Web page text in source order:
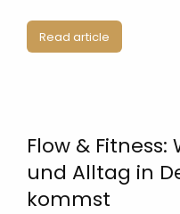
Read article
Flow & Fitness:
und Alltag in
kommst